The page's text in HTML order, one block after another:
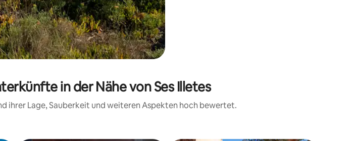
in der Nähe von Ses Illetes
ihrer Lage, Sauberkeit und weiteren Aspekten hoch bewertet.